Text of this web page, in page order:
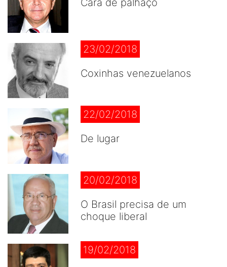
23/02/2018
Coxinhas venezuelanos
22/02/2018
De lugar
20/02/2018
O Brasil precisa de um
choque liberal
19/02/2018